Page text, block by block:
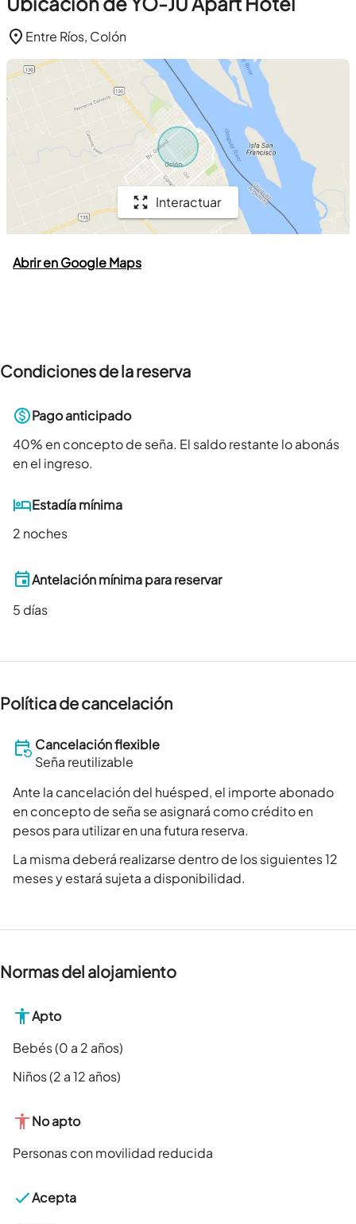
Entre Ríos, Colón
Interactuar
Abrir en Google Maps
Condiciones de la reserva
Pago anticipado
40% en concepto de seña. El saldo restante lo abonás
en el ingreso.
Estadía mínima
2 noches
Antelación mínima para reservar
5 días
Política de cancelación
Cancelación flexible
Seña reutilizable
Ante la cancelación del huésped, el importe abonado
en concepto de seña se asignará como crédito en
pesos para utilizar en una futura reserva.
La misma deberá realizarse dentro de los siguientes 12
meses y estará sujeta a disponibilidad.
Normas del alojamiento
Apto
Bebés (0 a 2 años)
Niños (2 a 12 años)
No apto
Personas con movilidad reducida
Acepta